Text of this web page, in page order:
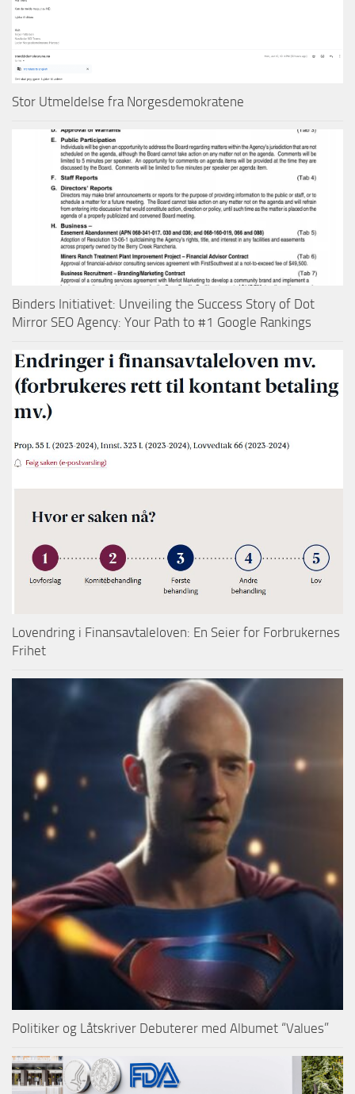
Stor Utmeldelse fra Norgesdemokratene
Binders Initiativet: Unveiling the Success Story of Dot
Mirror SEO Agency: Your Path to #1 Google Rankings
Lovendring i Finansavtaleloven: En Seier for Forbrukernes
Frihet
Politiker og Låtskriver Debuterer med Albumet “Values”